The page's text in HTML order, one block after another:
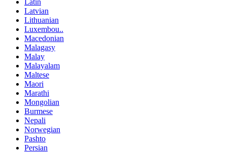
Latvian
Lithuanian
Luxembou..
Macedonian
Malagasy
Malay
Malayalam
Maltese
Maori
Marathi
Mongolian
Burmese
Nepali
Norwegian
Pashto
Persian